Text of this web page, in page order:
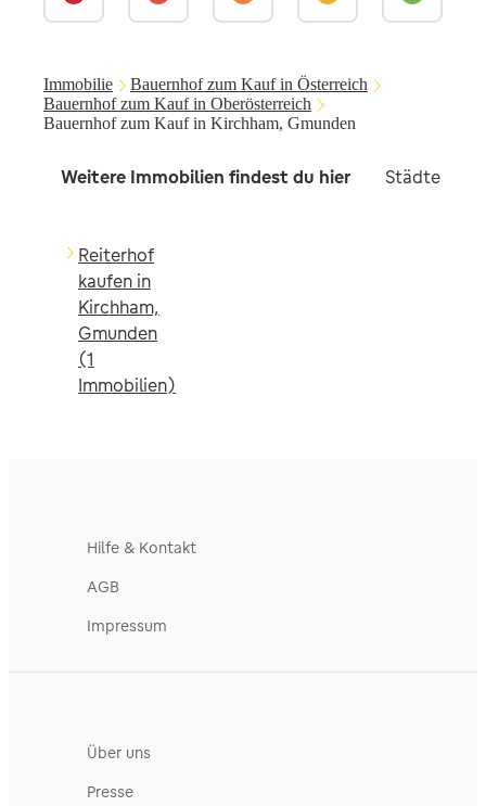
Immobilie
Bauernhof zum Kauf in Österreich
Bauernhof zum Kauf in Oberösterreich
Bauernhof zum Kauf in Kirchham, Gmunden
Weitere Immobilien findest du hier Städte in
Reiterhof
kaufen in
Kirchham,
Gmunden
(1
Immobilien)
Hilfe & Kontakt
AGB
Impressum
Über uns
Presse